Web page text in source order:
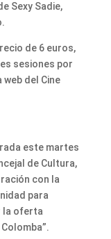
Sexy Sadie,
de 6 euros,
sesiones por
del Cine
este martes
de Cultura,
con la
para
la oferta